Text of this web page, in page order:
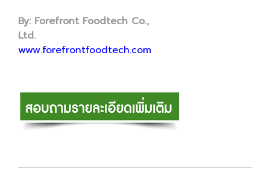
By: Forefront Foodtech Co.,
Ltd.
www.forefrontfoodtech.com